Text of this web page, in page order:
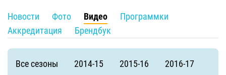
Новости Фото Видео
Программки
Аккредитация
Брендбук
Все сезоны 2014-15 2015-16 2016-17